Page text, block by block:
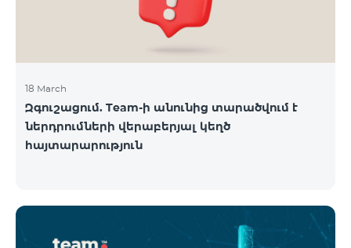
18 March
Զգուշացում. Team-ի անունից տարածվում է
ներդրումների վերաբերյալ կեղծ
հայտարարություն